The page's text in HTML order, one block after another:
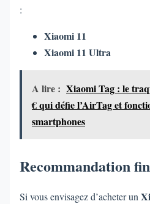
:
Xiaomi 11
Xiaomi 11 Ultra
A lire : Xiaomi Tag : le
€ qui défie l’AirTag et
smartphones
Recommandation
Si vous envisagez d’acheter un